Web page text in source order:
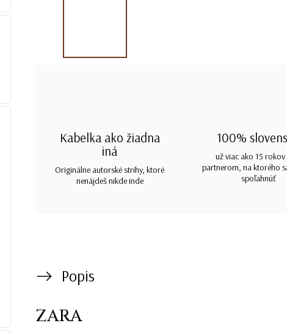
Kabelka ako žiadna
iná
Originálne autorské strihy, ktoré
nenájdeš nikde inde
100%
už viac ako 15 rokov
partnerom, na ktorého
spoľahnúť
Popis
ZARA